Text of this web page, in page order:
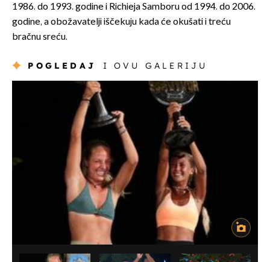
1986. do 1993. godine i Richieja Samboru od 1994. do 2006.
godine, a obožavatelji iščekuju kada će okušati i treću
bračnu sreću.
POGLEDAJ I OVU GALERIJU